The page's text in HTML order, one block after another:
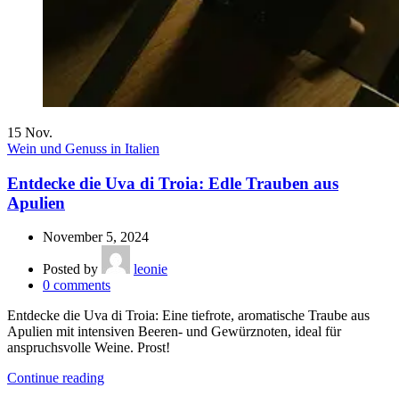
15 Nov.
Wein und Genuss in Italien
Entdecke die Uva di Troia: Edle Trauben aus
Apulien
November 5, 2024
Posted by
leonie
0 comments
Entdecke die Uva di Troia: Eine tiefrote, aromatische Traube aus
Apulien mit intensiven Beeren- und Gewürznoten, ideal für
anspruchsvolle Weine. Prost!
Continue reading